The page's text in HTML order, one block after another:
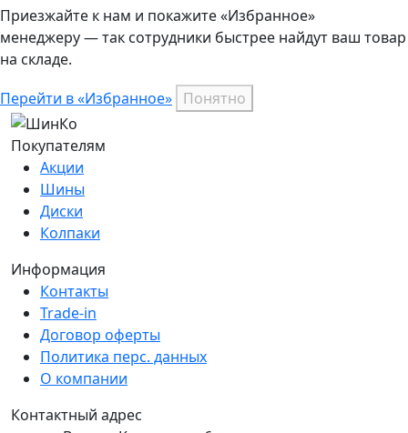
Приезжайте к нам и покажите «Избранное»
менеджеру — так сотрудники быстрее найдут ваш товар
на складе.
Перейти в «Избранное» Понятно
Покупателям
Акции
Шины
Диски
Колпаки
Информация
Контакты
Trade-in
Договор оферты
Политика перс. данных
О компании
Контактный адрес